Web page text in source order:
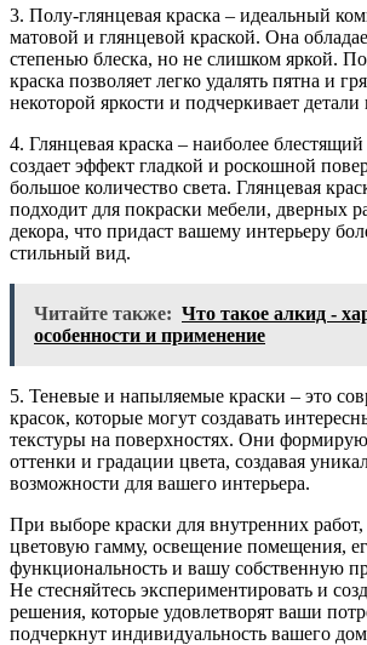
3. Полу-глянцевая краска – идеальный
матовой и глянцевой краской. Она
степенью блеска, но не слишком яркой.
краска позволяет легко удалять пятна и
некоторой яркости и подчеркивает детали
4. Глянцевая краска – наиболее
создает эффект гладкой и роскошной
большое количество света. Глянцевая
подходит для покраски мебели, дверных
декора, что придаст вашему интерьеру
стильный вид.
Читайте также: Что такое алкид -
особенности и применение
5. Теневые и напыляемые краски – это
красок, которые могут создавать
текстуры на поверхностях. Они
оттенки и градации цвета, создавая
возможности для вашего интерьера.
При выборе краски для внутренних
цветовую гамму, освещение помещения,
функциональность и вашу собственную
Не стесняйтесь экспериментировать и
решения, которые удовлетворят ваши
подчеркнут индивидуальность вашего